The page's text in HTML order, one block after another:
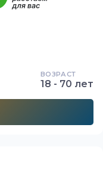
ВОЗРАСТ
18 - 70 лет